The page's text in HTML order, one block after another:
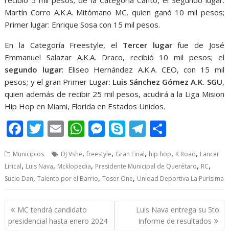
Martín Corro A.K.A. Mitómano MC, quien ganó 10 mil pesos;
Primer lugar: Enrique Sosa con 15 mil pesos.
En la Categoría Freestyle, el Tercer lugarfue de José
Emmanuel Salazar A.K.A. Draco, recibió 10 mil pesos; el
segundo lugar: Eliseo Hernández A.K.A. CEO, con 15 mil
pesos; y el gran Primer Lugar: Luis Sánchez Gómez A.K. SGU,
quien además de recibir 25 mil pesos, acudirá a la Liga Mision
Hip Hop en Miami, Florida en Estados Unidos.
F
e
b
o
o
k
T
itt
er
E
ai
l
W
at
s
A
p
p
M
ss
e
n
er
S
y
p
e
T
e
gr
a
m
ar
e
Municipios DJ Vshe,freestyle, Gran Final, hip hop, K Road, Lancer
Lirical, Luis Nava, Mcklopedia, Presidente Municipal de Querétaro, RC,
Sucio Dan,Talento por el Barrio,Toser One, Unidad Deportiva La Purísima
Post
navigation
MC tendrá candidato
presidencial hasta enero 2024
Luis Nava entrega su 5to.
Informe de resultados